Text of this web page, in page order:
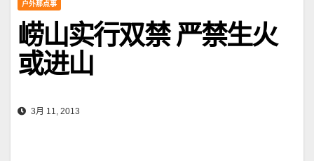
户外那点事
崂山实行双禁 严禁生火
或进山
3月 11, 2013